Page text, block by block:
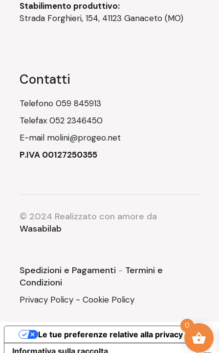
Stabilimento produttivo:
Strada Forghieri, 154, 41123 Ganaceto (MO)
Contatti
Telefono059 845913
Telefax052 2346450
E-mail molini@progeo.net
P.IVA 00127250355
© 2024 Realizzato con amore da
Wasabilab
Spedizioni e Pagamenti - Termini e
Condizioni
Privacy Policy -Cookie Policy
0
Le tue preferenze relative alla privacy